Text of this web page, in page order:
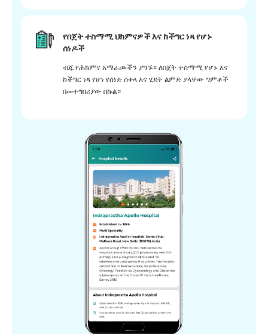
የበጀት ተስማሚ ህክምናዎች እና ከችግር ነጻ የሆኑ
ሰነዶች
ብጁ የሕክምና አማራጮችን ያግኙ። ለበጀት ተስማሚ የሆኑ እና
ከችግር ነጻ የሆነ የሰነድ ሰቀላ እና ሂደት ልምድ ያላቸው ግምቶች
በመተግበሪያው በኩል።